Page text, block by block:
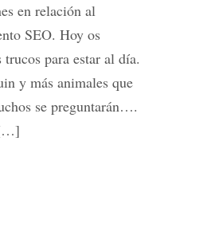
en relación al
SEO. Hoy os
para estar al día.
y más animales que
se preguntarán….
[…]